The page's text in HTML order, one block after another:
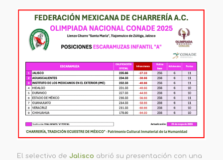
El selectivo de Jalisco abrió su presentación con una